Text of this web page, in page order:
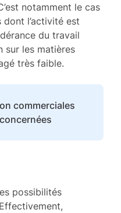
notamment le cas
l’activité est
du travail
sur les matières
très faible.
commerciales
possibilités